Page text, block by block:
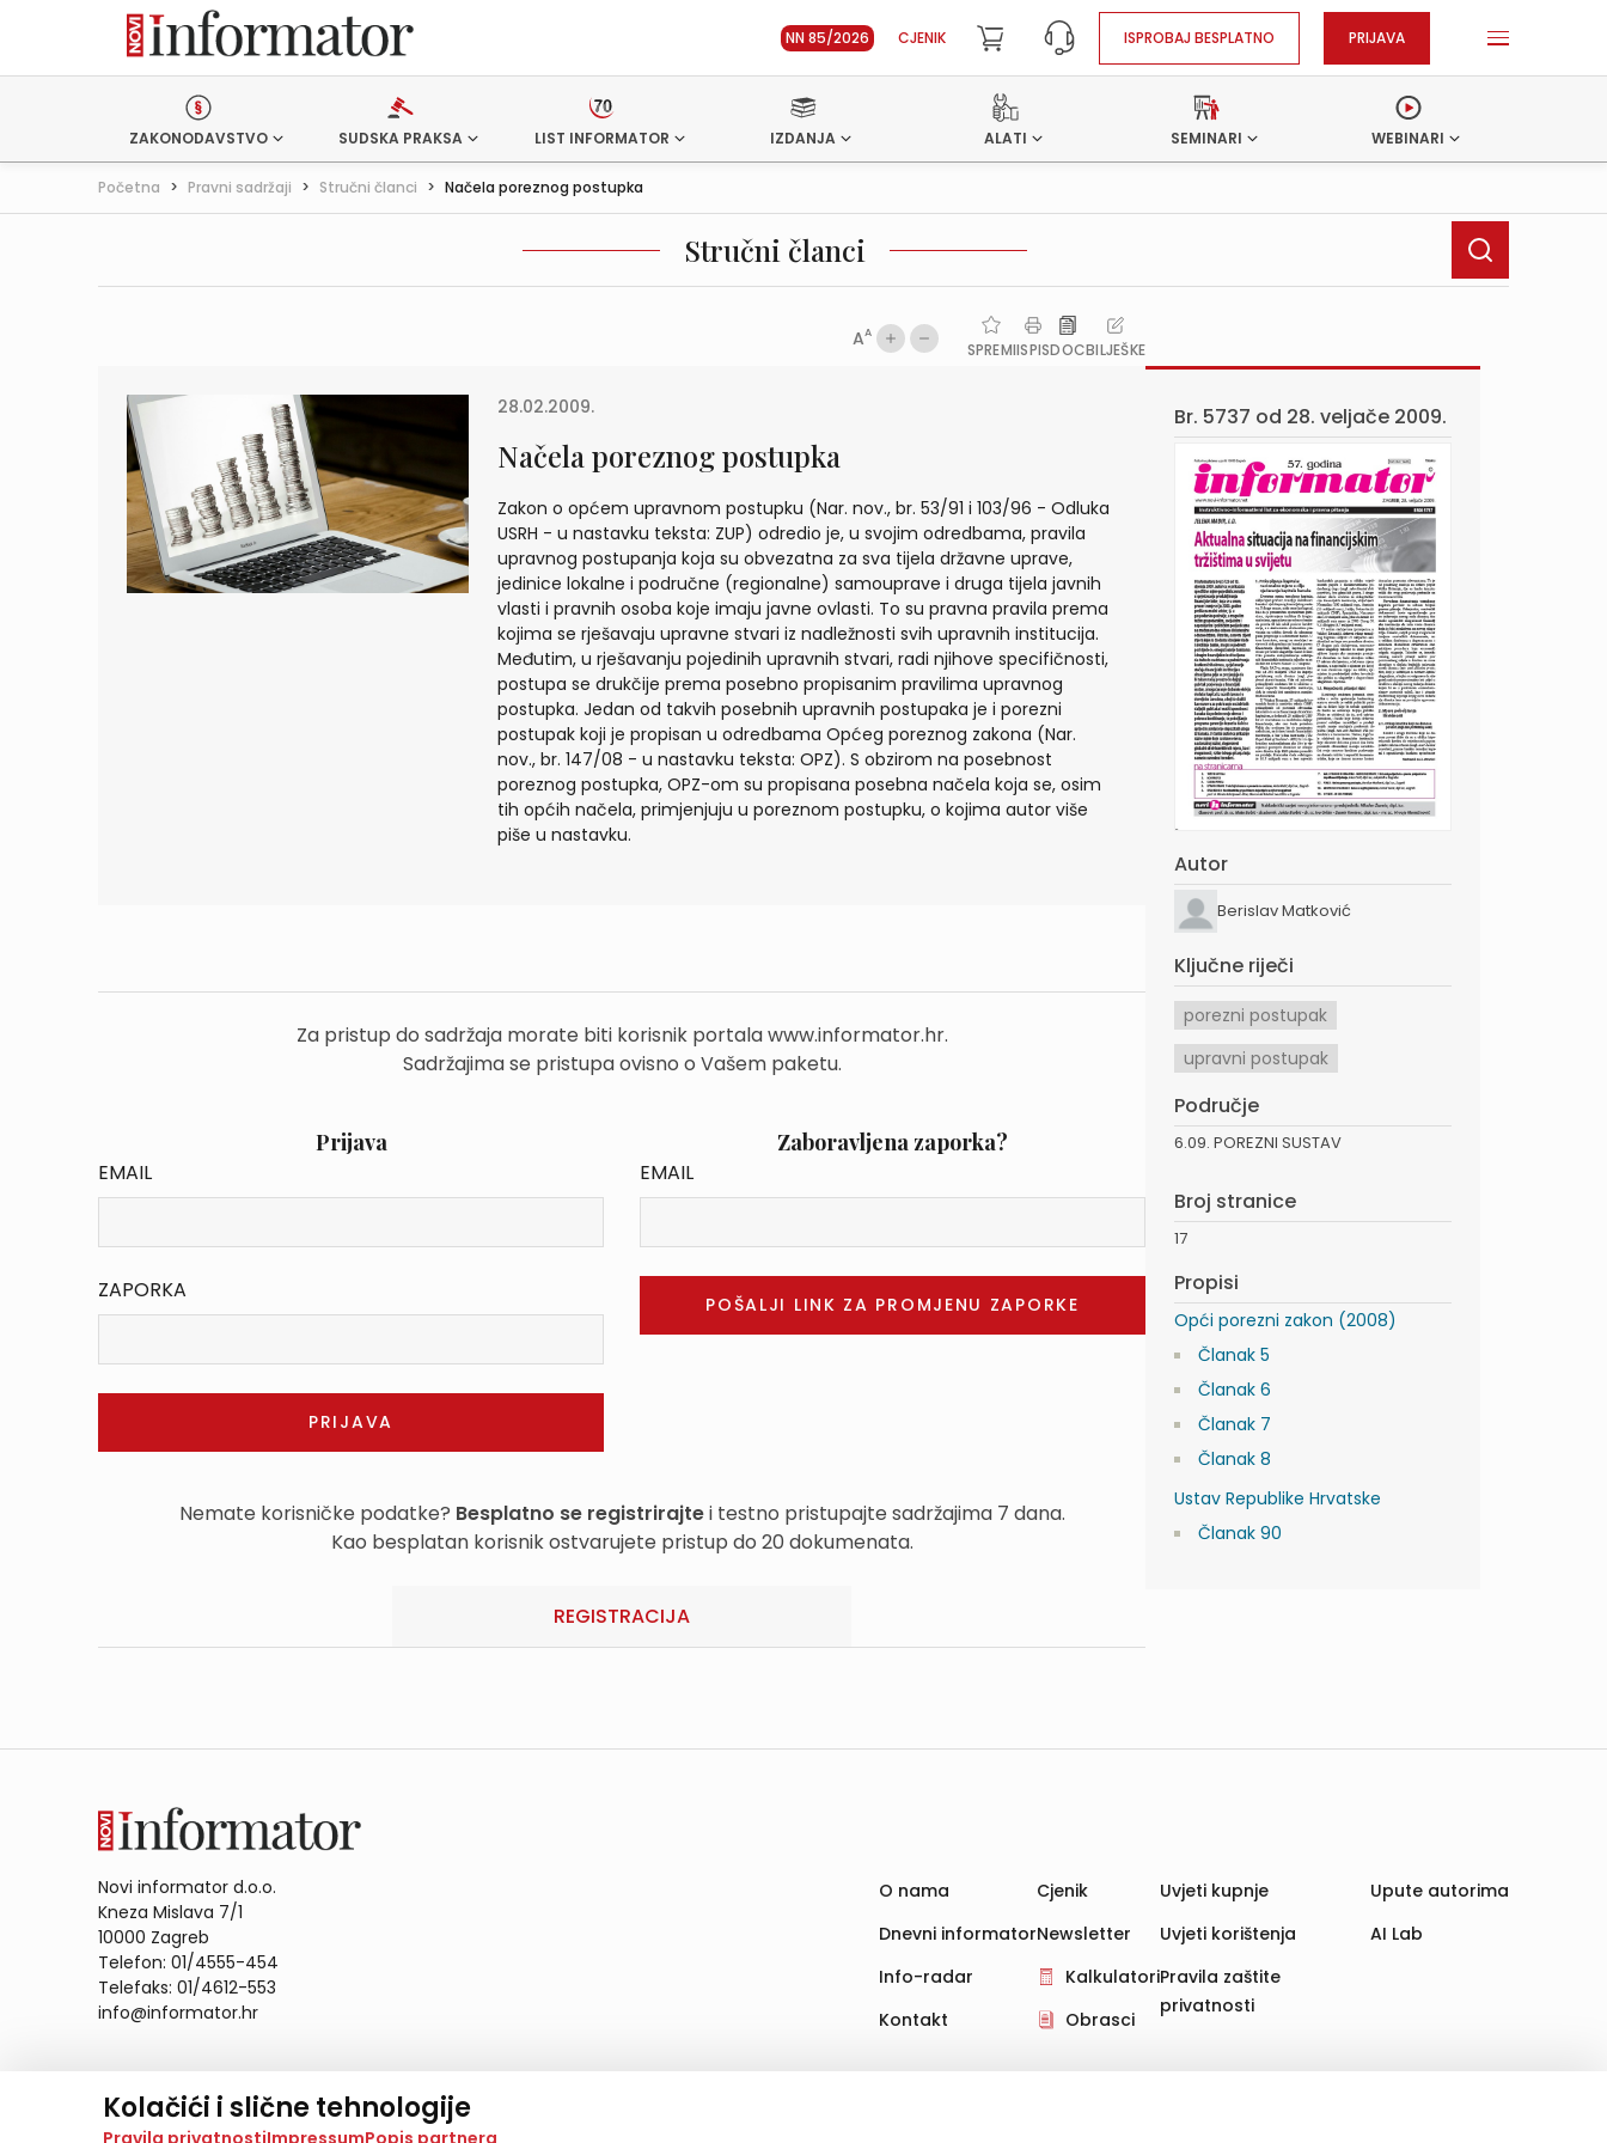
Kolačići i slične tehnologije
Na našoj web stranici koristimo kolačiće i slične tehnologije za pohranu, čitanje i obradu informacija na vašem uređaju. Time poboljšavamo korisničko iskustvo,
NN 85/2026 CJENIK ISPROBAJ BESPLATNO PRIJAVA
ZAKONODAVSTVO SUDSKA PRAKSA LIST INFORMATOR IZDANJA ALATI SEMINARI WEBINARI
Početna > Pravni sadržaji > Stručni članci > Načela poreznog postupka
Stručni članci
AA
SPREMIISPISDOCBILJEŠKE
28.02.2009.
Načela poreznog postupka
Zakon o općem upravnom postupku (Nar. nov., br. 53/91 i 103/96 - Odluka
USRH - u nastavku teksta: ZUP) odredio je, u svojim odredbama, pravila
upravnog postupanja koja su obvezatna za sva tijela državne uprave,
jedinice lokalne i područne (regionalne) samouprave i druga tijela javnih
vlasti i pravnih osoba koje imaju javne ovlasti. To su pravna pravila prema
kojima se rješavaju upravne stvari iz nadležnosti svih upravnih institucija.
Međutim, u rješavanju pojedinih upravnih stvari, radi njihove specifičnosti,
postupa se drukčije prema posebno propisanim pravilima upravnog
postupka. Jedan od takvih posebnih upravnih postupaka je i porezni
postupak koji je propisan u odredbama Općeg poreznog zakona (Nar.
nov., br. 147/08 - u nastavku teksta: OPZ). S obzirom na posebnost
poreznog postupka, OPZ-om su propisana posebna načela koja se, osim
tih općih načela, primjenjuju u poreznom postupku, o kojima autor više
piše u nastavku.
Za pristup do sadržaja morate biti korisnik portala www.informator.hr.
Sadržajima se pristupa ovisno o Vašem paketu.
Prijava
EMAIL
ZAPORKA
Zaboravljena zaporka?
EMAIL
Nemate korisničke podatke? Besplatno se registrirajtei testno pristupajte sadržajima 7 dana.
Kao besplatan korisnik ostvarujete pristup do 20 dokumenata.
REGISTRACIJA
Br. 5737 od 28. veljače 2009.
Autor
Berislav Matković
Ključne riječi
porezni postupak
upravni postupak
Područje
6.09. POREZNI SUSTAV
Broj stranice
17
Propisi
Opći porezni zakon (2008)
Članak 5
Članak 6
Članak 7
Članak 8
Ustav Republike Hrvatske
Članak 90
Novi informator d.o.o.
Kneza Mislava 7/1
10000 Zagreb
Telefon: 01/4555-454
Telefaks: 01/4612-553
info@informator.hr
O nama
Dnevni informator
Info-radar
Kontakt
Cjenik
Newsletter
Kalkulatori
Obrasci
Uvjeti kupnje
Uvjeti korištenja
Pravila zaštite
privatnosti
Upute autorima
AI Lab